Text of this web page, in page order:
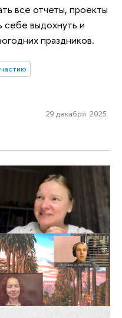
все отчеты, проекты
себе выдохнуть и
праздников.
29 декабря 2025